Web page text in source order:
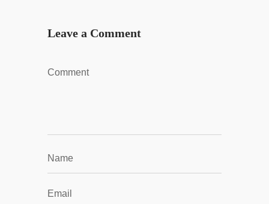
Leave a Comment